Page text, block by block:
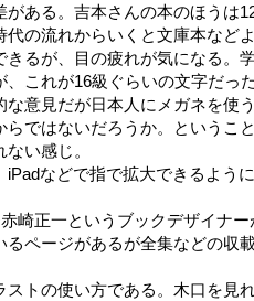
がある。吉本さんの本のほうは
の流れからいくと文庫本など
るが、目の疲れが気になる。
これが16級ぐらいの文字だっ
意見だが日本人にメガネを使
ではないだろうか。というこ
い感じ。
などで指で拡大できるよう
崎正一というブックデザイナー
ページがあるが全集などの収
ストの使い方である。木口を見